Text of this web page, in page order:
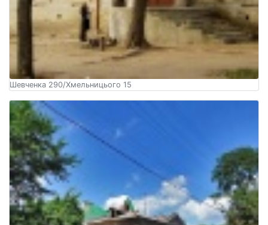
Шевченка 290/Хмельницього 15